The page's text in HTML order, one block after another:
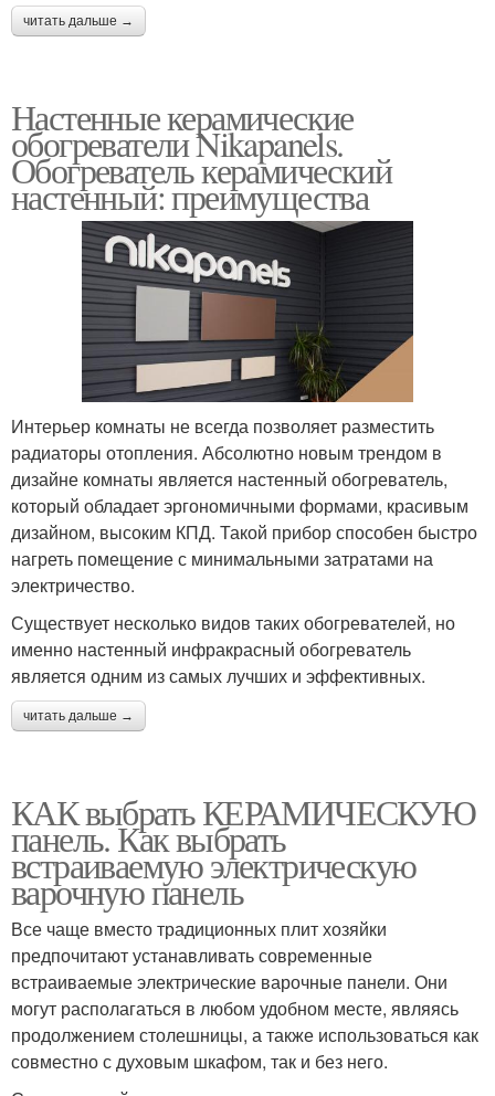
читать дальше →
Настенные керамические
обогреватели Nikapanels.
Обогреватель керамический
настенный: преимущества
Интерьер комнаты не всегда позволяет разместить
радиаторы отопления. Абсолютно новым трендом в
дизайне комнаты является настенный обогреватель,
который обладает эргономичными формами, красивым
дизайном, высоким КПД. Такой прибор способен быстро
нагреть помещение с минимальными затратами на
электричество.
Существует несколько видов таких обогревателей, но
именно настенный инфракрасный обогреватель
является одним из самых лучших и эффективных.
читать дальше →
КАК выбрать КЕРАМИЧЕСКУЮ
панель. Как выбрать
встраиваемую электрическую
варочную панель
Все чаще вместо традиционных плит хозяйки
предпочитают устанавливать современные
встраиваемые электрические варочные панели. Они
могут располагаться в любом удобном месте, являясь
продолжением столешницы, а также использоваться как
совместно с духовым шкафом, так и без него.